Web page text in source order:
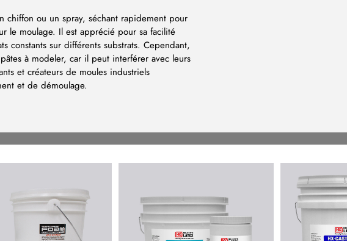
ou un spray, séchant rapidement pour
le moulage. Il est apprécié pour sa facilité
constants sur différents substrats. Cependant,
à modeler, car il peut interférer avec leurs
et créateurs de moules industriels
et de démoulage.